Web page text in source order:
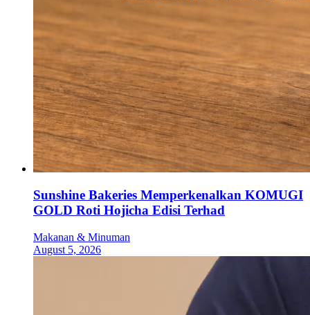
Sunshine Bakeries Memperkenalkan KOMUGI
GOLD Roti Hojicha Edisi Terhad
Makanan & Minuman
August 5, 2026